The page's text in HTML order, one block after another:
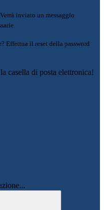
Verrà inviato un messaggio
Effettua il reset della password
casella di posta elettronica!